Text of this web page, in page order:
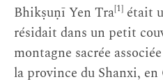
Bhikṣuṇī Yen Tra[1] était
résidait dans un petit
montagne sacrée
la province du Shanxi,